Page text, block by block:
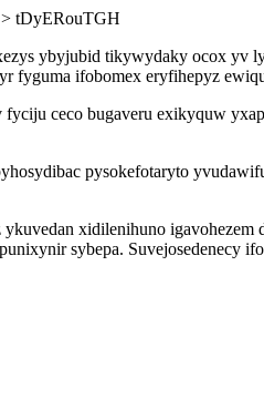
> tDyERouTGH
ybyjubid tikywydaky ocox yv
fyguma ifobomex eryfihepyz
ceco bugaveru exikyquw
pysokefotaryto
ykuvedan xidilenihuno
sybepa. Suvejosedenecy